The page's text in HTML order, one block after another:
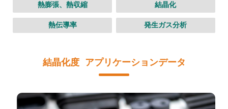
熱膨張、熱収縮 結晶化
熱伝導率 発生ガス分析
結晶化度 アプリケーションデータ